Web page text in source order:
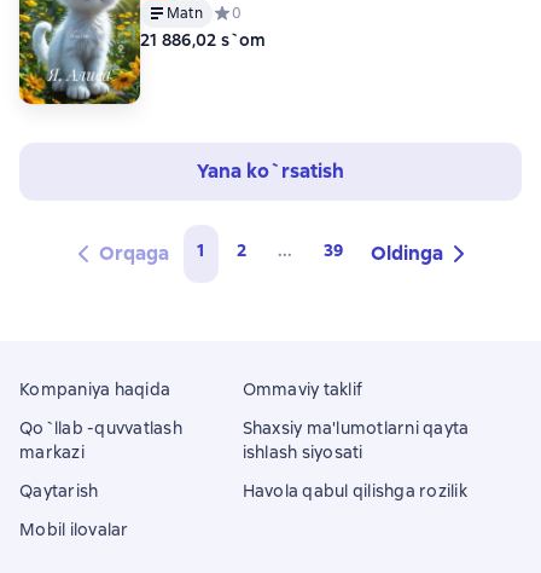
Matn
Средний рейтинг 0 на основе 0 оценок
0
21 886,02 s`om
Yana ko`rsatish
Orqaga 1 2 ... 39 Oldinga
Kompaniya haqida
Qo`llab -quvvatlash
markazi
Qaytarish
Mobil ilovalar
Ommaviy taklif
Shaxsiy ma'lumotlarni qayta
ishlash siyosati
Havola qabul qilishga rozilik